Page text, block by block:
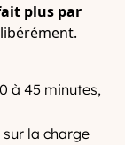
plus par
à 45 minutes,
la charge